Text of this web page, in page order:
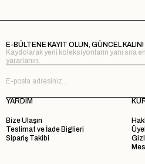
E-BÜLTENE KAYIT OLUN, GÜNCEL KALIN!
Kaydolarak yeni koleksiyonların yanı sıra
yararlanın.
YARDIM
Bize Ulaşın
Teslimat ve İade Biglieri
Sipariş Takibi